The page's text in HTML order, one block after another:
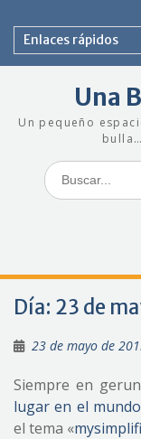
contenido
Enlaces rápidos
Una
Un pequeño
Buscar:
Día: 23 de
23 de mayo de
Siempre en
lugar en el
el tema «